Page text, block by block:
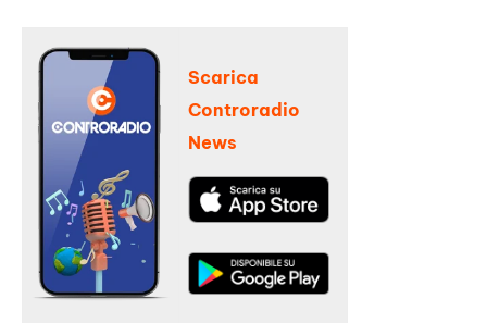
Scarica
Controradio
News